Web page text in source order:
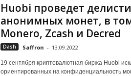
Huobi проведет
анонимных монет, в
Monero, Zcash и Decred
Dash Saffron - 13.09.2022
19 сентября криптовалютная биржа Huobi
ориентированных на конфиденциальность